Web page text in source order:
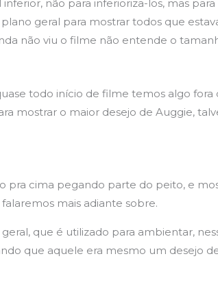
não para inferioriza-los, mas
geral para mostrar todos que
não viu o filme não entende o
todo início de filme temos algo
mostrar o maior desejo de Auggie,
pra cima pegando parte do peito, e
mais adiante sobre.
que é utilizado para ambientar,
que aquele era mesmo um desejo